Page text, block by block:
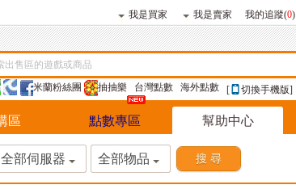
我是買家 我是賣家 我的追蹤(0)
出售區的遊戲或商品
米蘭粉絲團
抽抽樂 台灣點數 海外點數 [ 切換手機版]
區 點數專區 幫助中心
全部伺服器 全部物品